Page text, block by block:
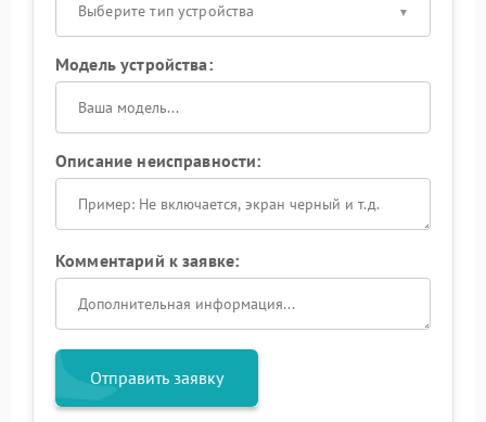
Выберите тип устройства
Модель устройства:
Описание неисправности:
Комментарий к заявке:
Отправить заявку